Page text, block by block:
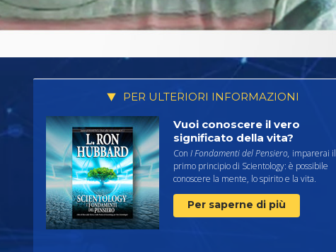
PER ULTERIORI INFORMAZIONI
Vuoi conoscere il vero
significato della vita?
Con I Fondamenti del Pensiero, imparerai il
primo principio di Scientology: è possibile
conoscere la mente, lo spirito e la vita.
Per saperne di più